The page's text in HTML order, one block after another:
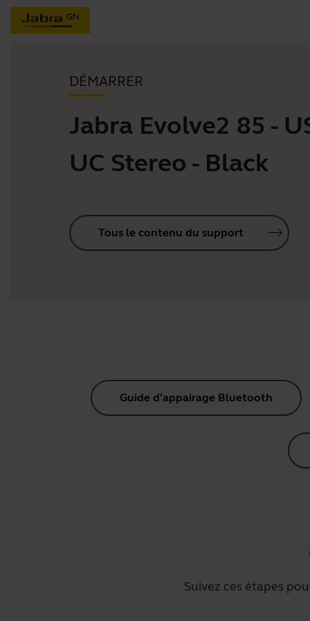
DÉMARRER
Jabra Evolve2 85 -
UC Stereo - Black
Tous le contenu du support
Guide d'appairage Bluetooth
Suivez ces étapes